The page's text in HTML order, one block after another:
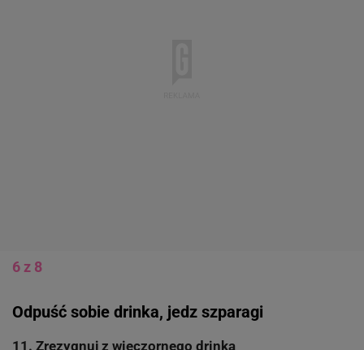
6 z 8
Odpuść sobie drinka, jedz szparagi
11. Zrezygnuj z wieczornego drinka